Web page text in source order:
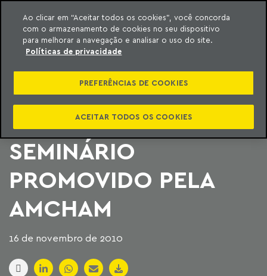
o conteúdo
Machado Meyer
MACHADO MEYER
DISCUTE REFORMA
TRIBUTÁRIA EM
SEMINÁRIO
PROMOVIDO PELA
AMCHAM
16 de novembro de 2010
Ao clicar em “Aceitar todos os cookies”, você concorda
com o armazenamento de cookies no seu dispositivo
para melhorar a navegação e analisar o uso do site.
Políticas de privacidade
PREFERÊNCIAS DE COOKIES
ACEITAR TODOS OS COOKIES